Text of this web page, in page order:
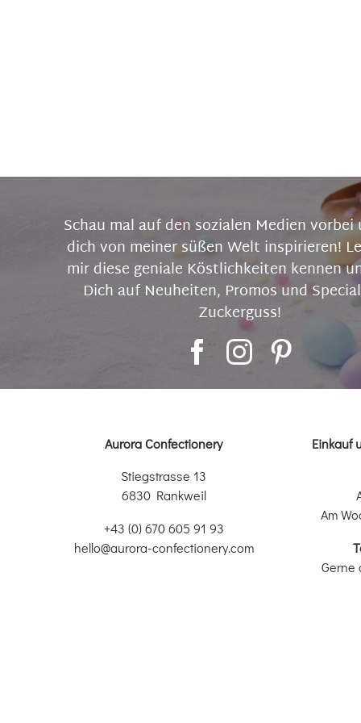
Schau mal auf den sozialen Medien vorbei
dich von meiner süßen Welt inspirieren!
mir diese geniale Köstlichkeiten kennen
Dich auf Neuheiten, Promos und
Zuckerguss!
Aurora Confectionery
Stiegstrasse 13
6830 Rankweil
+43 (0) 670 605 91 93
hello@aurora-confectionery.com
Einkauf
Am
Gerne